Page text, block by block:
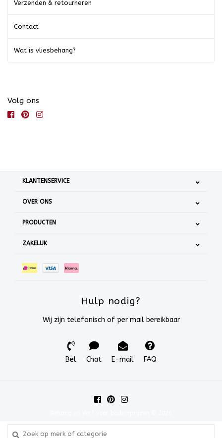
Verzenden & retourneren
Contact
Wat is vliesbehang?
Volg ons
KLANTENSERVICE
OVER ONS
PRODUCTEN
ZAKELIJK
Hulp nodig?
Wij zijn telefonisch of per mail bereikbaar
Bel Chat E-mail FAQ